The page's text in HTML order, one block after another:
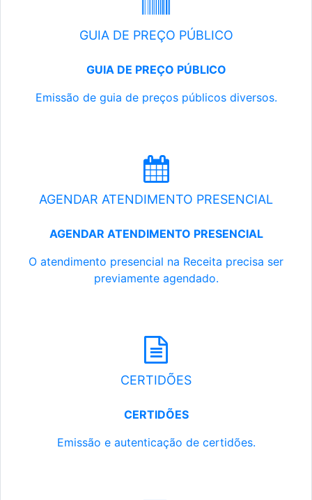
GUIA DE PREÇO PÚBLICO
GUIA DE PREÇO PÚBLICO
Emissão de guia de preços públicos diversos.
AGENDAR ATENDIMENTO PRESENCIAL
AGENDAR ATENDIMENTO PRESENCIAL
O atendimento presencial na Receita precisa ser
previamente agendado.
CERTIDÕES
CERTIDÕES
Emissão e autenticação de certidões.